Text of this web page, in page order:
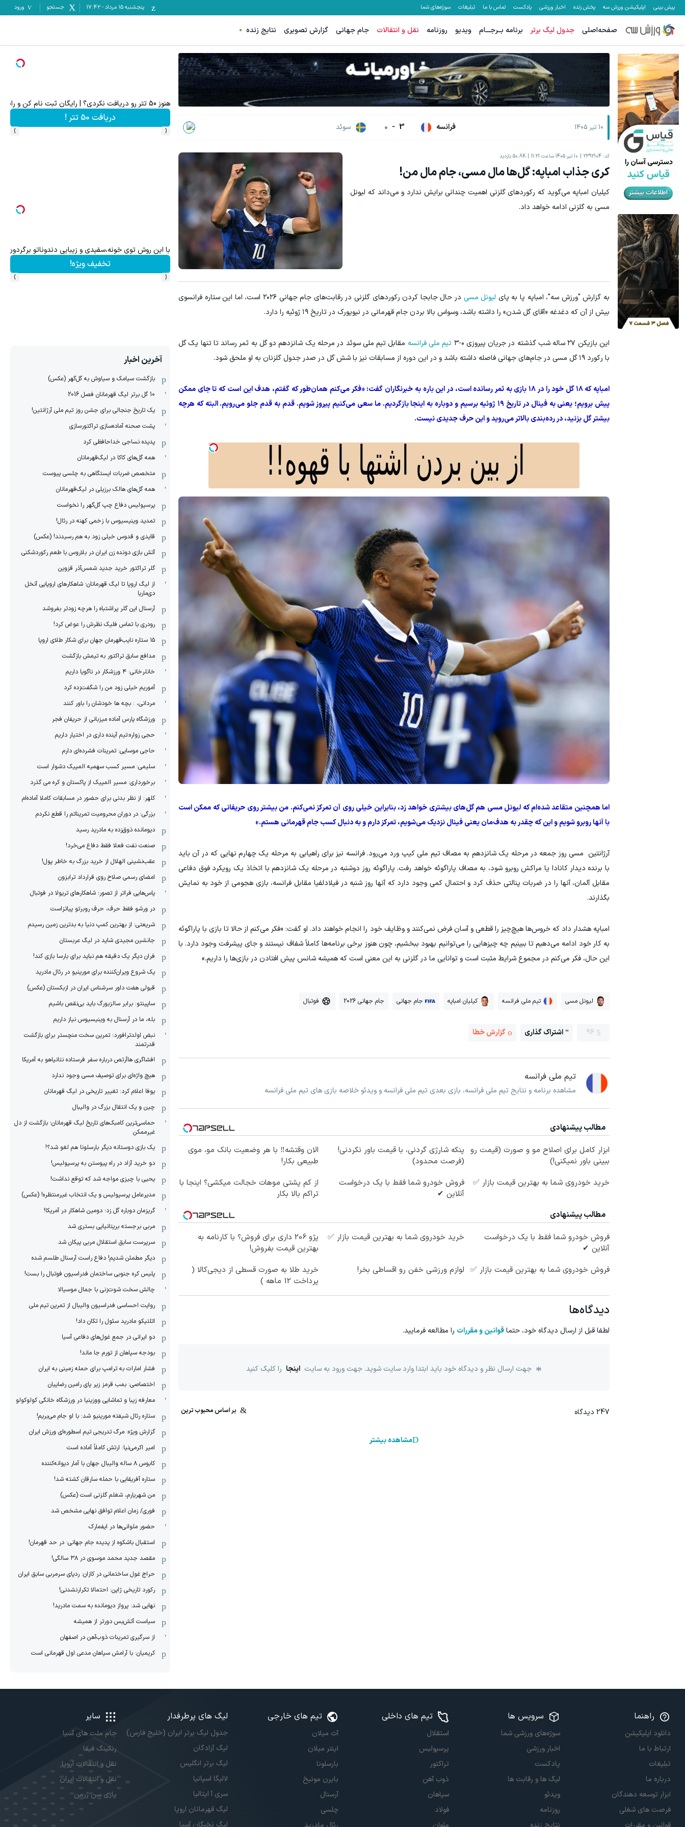
پیش بینی اپلیکیشن ورزش سه پخش زنده اخبار ورزشی پادکست تماس با ما تبلیغات سوژه‌های شما پنجشنبه ۱۵ مرداد -
17:42 جستجو ورود
صفحه‌اصلی جدول لیگ برتر برنامه بــرجـــام ویدیو روزنامه نقل و انتقالات جام جهانی گزارش تصویری نتایج زنده
10 تیر 1405 فرانسه 3
-
0 سوئد
کد: 2392104 10 تیر 1405 ساعت 11:21 50.8K بازدید
کری جذاب امباپه: گل‌ها مال مسی، جام مال من!
کیلیان امباپه می‌گوید که رکوردهای گلزنی اهمیت چندانی برایش ندارد و می‌داند که لیونل
مسی به گلزنی ادامه خواهد داد.
به گزارش "ورزش سه"، امباپه پا به‌ پای لیونل مسی
در حال جابجا کردن رکوردهای گلزنی در رقابت‌های جام جهانی ۲۰۲۶ است، اما این ستاره فرانسوی
بیش از آن که دغدغه «آقای گل شدن» را داشته باشد، وسواس بالا بردن جام قهرمانی در نیویورک در تاریخ ۱۹ ژوئیه را دارد.
این بازیکن ۲۷ ساله شب گذشته در جریان پیروزی ۰-۳ تیم ملی فرانسه مقابل تیم ملی سوئد در مرحله یک‌ شانزدهم دو گل به ثمر رساند تا تنها یک گل
با رکورد ۱۹ گل مسی در جام‌های جهانی فاصله داشته باشد و در این دوره از مسابقات نیز با شش گل در صدر جدول گلزنان به او ملحق شود.
امباپه که ۱۸ گل خود را در ۱۸ بازی به ثمر رسانده است، در این باره به خبرنگاران گفت: «فکر می‌کنم همان‌طور که گفتم، هدف این است که تا جای ممکن
پیش برویم؛ یعنی به فینال در تاریخ ۱۹ ژوئیه برسیم و دوباره به اینجا بازگردیم. ما سعی می‌کنیم پیروز شویم. قدم به قدم جلو می‌رویم. البته که هرچه
بیشتر گل بزنید، در رده‌بندی بالاتر می‌روید و این حرف جدیدی نیست.
اما همچنین متقاعد شده‌ام که لیونل مسی هم گل‌های بیشتری خواهد زد، بنابراین خیلی روی آن تمرکز نمی‌کنم. من بیشتر روی حریفانی که ممکن است
با آنها روبرو شویم و این که چقدر به هدف‌مان یعنی فینال نزدیک می‌شویم، تمرکز دارم و به دنبال کسب جام قهرمانی هستم.»
آرژانتین مسی روز جمعه در مرحله یک‌ شانزدهم به مصاف تیم ملی کیپ ورد می‌رود. فرانسه نیز برای راهیابی به مرحله یک‌ چهارم نهایی که در آن باید
با برنده دیدار کانادا یا مراکش روبرو شود، به مصاف پاراگوئه خواهد رفت. پاراگوئه روز دوشنبه در مرحله یک‌ شانزدهم با اتخاذ یک رویکرد فوق‌ دفاعی
مقابل آلمان، آنها را در ضربات پنالتی حذف کرد و احتمال کمی وجود دارد که آنها روز شنبه در فیلادلفیا مقابل فرانسه، بازی هجومی از خود به نمایش
بگذارند.
امباپه هشدار داد که خروس‌ها هیچ‌چیز را قطعی و آسان فرض نمی‌کنند و وظایف خود را انجام خواهند داد. او گفت: «فکر می‌کنم از حالا تا بازی با پاراگوئه
به کار خود ادامه می‌دهیم تا ببینیم چه چیزهایی را می‌توانیم بهبود ببخشیم، چون هنوز برخی برنامه‌ها کاملاً شفاف نیستند و جای پیشرفت وجود دارد. با
این حال، فکر می‌کنم در مجموع شرایط مثبت است و توانایی ما در گلزنی به این معنی است که همیشه شانس پیش افتادن در بازی‌ها را داریم.»
لیونل مسی تیم ملی فرانسه کیلیان امباپه جام جهانی جام جهانی 2026 فوتبال
96 اشتراک گذاری گزارش خطا
تیم ملی فرانسه
مشاهده برنامه و نتایج تیم ملی فرانسه، بازی بعدی تیم ملی فرانسه و ویدئو خلاصه بازی های تیم ملی فرانسه
مطالب پیشنهادی
ابزار کامل برای اصلاح مو و صورت (قیمت رو
ببینی باور نمیکنی!)
پنکه شارژی گردنی، با قیمت باور نکردنی!
(فرصت محدود)
الان وقتشه‼️ با هر وضعیت بانک مو، موی
طبیعی بکار!
خرید خودروی شما به بهترین قیمت بازار ✅
فروش خودرو شما فقط با یک درخواست
آنلاین ✔
از کم پشتی موهات خجالت میکشی؟ اینجا با
تراکم بالا بکار
مطالب پیشنهادی
فروش خودرو شما فقط با یک درخواست
آنلاین ✔
خرید خودروی شما به بهترین قیمت بازار ✅
پژو 206 داری برای فروش؟ با کارنامه به
بهترین قیمت بفروش!
فروش خودروی شما به بهترین قیمت بازار ✅ لوازم ورزشی خفن رو اقساطی بخر!
خرید طلا به صورت قسطی از دیجی‌کالا (
پرداخت 12 ماهه )
دیدگاه‌ها
لطفا قبل از ارسال دیدگاه خود، حتماقوانین و مقررات را مطالعه فرمایید.
جهت ارسال نظر و دیدگاه خود باید ابتدا وارد سایت شوید. جهت ورود به سایت اینجا را کلیک کنید
247 دیدگاه
مشاهده بیشتر
هنوز 50 تتر رو دریافت نکردی؟ | رایگان ثبت نام کن و رایگان شروع کن! فرصت ویژه! با 40٪تخفیف دندوناتو در حد کامپوزیت سفید کن PS5 و آیفون 17 جایزه این گردونه شانس 😍 به بزرگترین جشنواره ایمپلنت تهران خوش اومدید! | فقط ۲۵ میلیون !
رزرورایگان نوبت
‹
›
با این روش توی خونه،سفیدی و زیبایی دندوناتو برگردون(40%off)
دریافت وام
پیشنهاد ویژه پیمان طالبی😍 سفارش سورملینا با تخفیف
دریافت تخفیف
‹
›
آخرین اخبار
بازگشت سیامک و سیاوش به گل‌گهر (عکس)
10 گل برتر لیگ قهرمانان فصل 2016
یک تاریخ جنجالی برای جشن روز تیم ملی آرژانتین!
پشت صحنه آماده‌سازی تراکتورسازی
پدیده نساجی خداحافظی کرد
همه گل‌های کاکا در لیگ‌قهرمانان
متخصص ضربات ایستگاهی به چلسی پیوست
همه گل‌های هالک برزیلی در لیگ‌قهرمانان
پرسپولیس دفاع چپ گل‌گهر را نخواست
تمدید وینیسیوس با زخمی کهنه در رئال!
قایدی و قدوس خیلی زود به هم رسیدند! (عکس)
آتش بازی دونده زن ایران در بلاروس با طعم رکوردشکنی
گلر تراکتور خرید جدید شمس‌آذر قزوین
از لیگ اروپا تا لیگ قهرمانان؛ شاهکارهای اروپایی آنخل
دی‌ماریا
آرسنال این گلر پراشتباه را هرچه زودتر بفروشد
رودری با تماس فلیک نظرش را عوض کرد!
١۵ ستاره نایب‌قهرمان جهان برای شکار طلای اروپا
مدافع سابق تراکتور به تیمش بازگشت
خانلرخانی: ۴ ورزشکار در ناگویا داریم
آموریم خیلی زود من را شگفت‌زده کرد
مردانی، : بچه ها خودشان را باور کنند
ورزشگاه پارس آماده میزبانی از حریفان فجر
حجی زواره:تیم آینده داری در اختیار داریم
حاجی موسایی: تمرینات فشرده‌ای دارم
سلیمی: مسیر کسب سهمیه المپیک دشوار است
برخورداری: مسیر المپیک از پاکستان و کره می گذرد
کلهر: از نظر بدنی برای حضور در مسابقات کاملا آماده‌ام
بزرگی: در دوران محرومیت تمریناتم را قطع نکردم
دیومانده ذوق‌زده به مادرید رسید
صنعت نفت فعلا فقط دفاع می‌خرد!
عقب‌نشینی الهلال از خرید بزرگ به خاطر پول!
امضای رسمی صلاح روی قرارداد ترابزون
پاس‌هایی فراتر از تصور؛ شاهکارهای تریولا در فوتبال
در ورشو فقط حرف، حرف روبرتو پیاتزاست
شریعتی: از بهترین کمپ‌ دنیا به بدترین زمین‌ رسیدم
جانشین مجیدی شاید در لیگ عربستان
فران دیگر یک دقیقه هم نباید برای بارسا بازی کند!
یک شروع ویران‌کننده برای مورینیو در رئال مادرید
قبولی هفت داور سرشناس ایران در ازبکستان (عکس)
ساپینتو: برابر سالزبورگ باید بی‌نقص باشیم
بله، ما در آرسنال به وینیسیوس نیاز داریم
نبض اولدترافورد؛ تمرین سخت منچستر برای بازگشت
قدرتمند
افشاگری هاآرتص درباره سفر فرستاده نتانیاهو به آمریکا
هیچ واژه‌ای برای توصیف مسی وجود ندارد
یوفا اعلام کرد: تغییر تاریخی در لیگ قهرمانان
چین و یک انتقال بزرگ در والیبال
حماسی‌ترین کامبک‌های تاریخ لیگ قهرمانان؛ بازگشت از دل
غیرممکن
یک بازی دوستانه دیگر بارسلونا هم لغو شد؟!
دو خرید آزاد در راه پیوستن به پرسپولیس!
یحیی با چیزی مواجه شد که توقع نداشت!
مدیرعامل پرسپولیس و یک انتخاب غیرمنتظره! (عکس)
گریزمان دوباره گل زد؛ دومین شاهکار در آمریکا!
مربی برجسته بریتانیایی بستری شد
سرپرست سابق استقلال مربی پیکان شد
دیگر مطمئن شدیم! دفاع راست آرسنال طلسم شده
پلیس کره ‌جنوبی ساختمان فدراسیون فوتبال را بست!
چالش سخت شوت‌زنی با جمال موسیالا
روایت احساسی فدراسیون والیبال از تمرین تیم ملی
اتلتیکو مادرید سئول را تکان داد!
دو ایرانی در جمع غول‌های دفاعی آسیا
بودجه سپاهان از تورم جا ماند!
فشار امارات به ترامپ برای حمله زمینی به ایران
اختصاصی: بمب قرمز زیر پای رامین رضاییان
معارفه زیبا و تماشایی ووزینیا در ورزشگاه خانگی کولوکولو
ستاره رئال شیفته مورینیو شد: با او جام می‌بریم!
گزارش ویژه: مرگ تدریجی تیم اسطوره‌ای ورزش ایران
امیر اکرمی‌نیا: ارتش کاملاً آماده است
کابوس ۸ ساله والیبال جهان با آمار دیوانه‌کننده
ستاره آفریقایی با حمله سارقان کشته شد!
من شهریارم، شغلم گلزنی است (عکس)
فوری/ زمان اعلام توافق نهایی مشخص شد
حضور ملوانی‌ها در ایفمارک
استقبال باشکوه از پدیده جام جهانی: در حد قهرمان!
مقصد جدید محمد موسوی در ٣٨ سالگی!
حراج غول ساختمانی در کازان: ردپای سرمربی سابق ایران
رکورد تاریخی ژاپن: احتمالا تکرارنشدنی!
نهایی شد: پرواز دیومانده به سمت مادرید!
سیاست آتش‌بس دورتر از همیشه
از سرگیری تمرینات ذوب‌آهن در اصفهان
کریمیان: با آرامش سپاهان مدعی اول قهرمانی است
راهنما
دانلود اپلیکیشن
ارتباط با ما
تبلیغات
درباره ما
ابزار توسعه دهندگان
فرصت های شغلی
سرویس ها
سوژه‌های ورزشی شما
اخبار ورزشی
پادکست
لیگ ها و رقابت ها
ویدئو
روزنامه
تیم های داخلی
استقلال
پرسپولیس
تراکتور
ذوب آهن
سپاهان
فولاد
تیم های خارجی
آث میلان
اینتر میلان
بارسلونا
بایرن مونیخ
آرسنال
چلسی
لیگ های پرطرفدار
جدول لیگ برتر ایران (خلیج فارس)
لیگ آزادگان
لیگ برتر انگلیس
لالیگا اسپانیا
سری آ ایتالیا
لیگ قهرمانان اروپا
لیگ نخبگان آسیا
سایر
جام ملت های آسیا
رنکینگ فیفا
نقل و انتقالات اروپا
نقل و انتقالات ایران
پاری سن ژرمن